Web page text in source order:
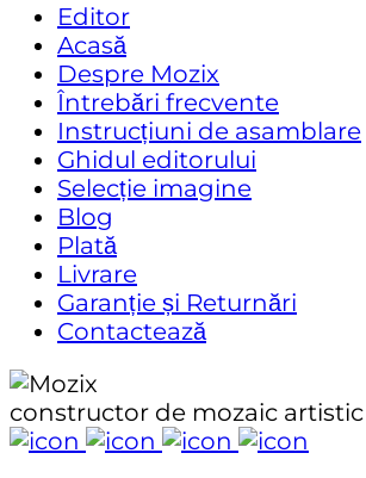
Editor
Acasă
Despre Mozix
Întrebări frecvente
Instrucțiuni de asamblare
Ghidul editorului
Selecție imagine
Blog
Plată
Livrare
Garanție și Returnări
Contactează
constructor de mozaic artistic